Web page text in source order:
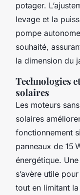
potager.
levage et la
pompe
souhaité,
la dimension du
Technologies
solaires
Les moteurs
solaires
fonctionnement
panneaux de 15
énergétique.
s’avère utile
tout en limitant